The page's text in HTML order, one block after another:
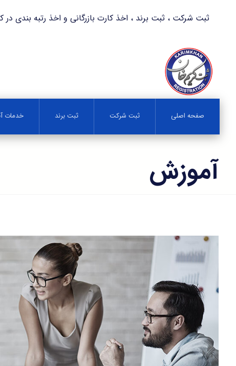
ثبت شرکت ، ثبت برند ، اخذ کارت بازرگانی و اخذ رتبه بندی در کمترین زمان
صفحه اصلی ثبت شرکت ثبت برند خدمات
آموزش